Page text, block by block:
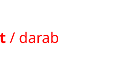
/ darab